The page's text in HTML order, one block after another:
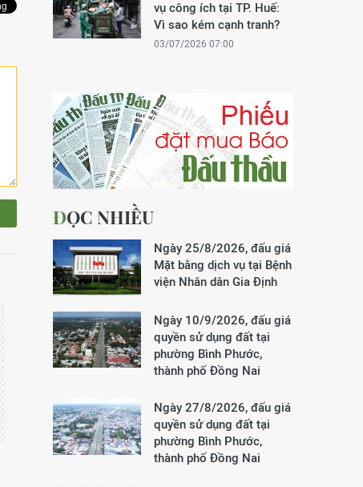
vụ công ích tại TP. Huế:
Vì sao kém cạnh tranh?
03/07/2026 07:00
ĐỌC NHIỀU
Ngày 25/8/2026, đấu giá
Mặt bằng dịch vụ tại Bệnh
viện Nhân dân Gia Định
Ngày 10/9/2026, đấu giá
quyền sử dụng đất tại
phường Bình Phước,
thành phố Đồng Nai
Ngày 27/8/2026, đấu giá
quyền sử dụng đất tại
phường Bình Phước,
thành phố Đồng Nai